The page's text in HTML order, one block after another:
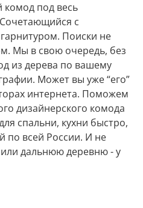
под весь
с
Поиски не
Мы в свою очередь, без
из дерева по вашему
Может вы уже “его”
интернета. Поможем
дизайнерского комода
спальни, кухни быстро,
по всей России. И не
дальнюю деревню - у